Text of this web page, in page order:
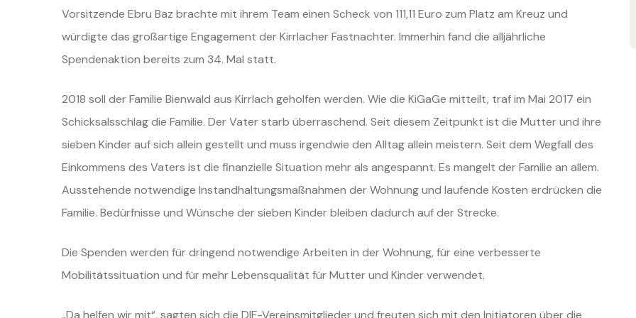
Vorsitzende Ebru Baz brachte mit ihrem Team einen Scheck von 111,11 Euro zum Platz am Kreuz und
würdigte das großartige Engagement der KirrlacherFastnachter. Immerhin fand die alljährliche
Spendenaktion bereits zum 34. Mal statt.
2018 soll der Familie Bienwald aus Kirrlach geholfen werden. Wie die KiGaGe mitteilt, traf im Mai 2017 ein
Schicksalsschlag die Familie. Der Vater starb überraschend. Seit diesem Zeitpunkt ist die Mutter und ihre
sieben Kinderauf sich allein gestellt und muss irgendwie den Alltag allein meistern. Seit dem Wegfall des
Einkommens des Vaters ist die finanzielle Situation mehr als angespannt. Es mangelt der Familie an allem.
Ausstehende notwendige Instandhaltungsmaßnahmen der Wohnung und laufende Kosten erdrücken die
Familie. Bedürfnisse und Wünsche der sieben Kinder bleiben dadurch auf derStrecke.
Die Spenden werden für dringend notwendige Arbeiten in der Wohnung, für eine verbesserte
Mobilitätssituation und für mehr Lebensqualität für Mutter und Kinder verwendet.
„Da helfen wir mit“, sagten sich die DIF-Vereinsmitglieder und freuten sich mit den Initiatoren über die